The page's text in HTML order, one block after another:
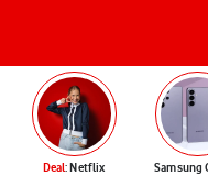
Deal: Netflix
Samsung